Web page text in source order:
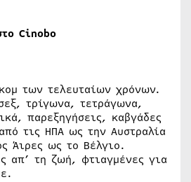
Cinobo
των τελευταίων χρόνων.
τρίγωνα, τετράγωνα,
παρεξηγήσεις, καβγάδες
τις ΗΠΑ ως την Αυστραλία
Άιρες ως το Βέλγιο.
απ’ τη ζωή, φτιαγμένες για